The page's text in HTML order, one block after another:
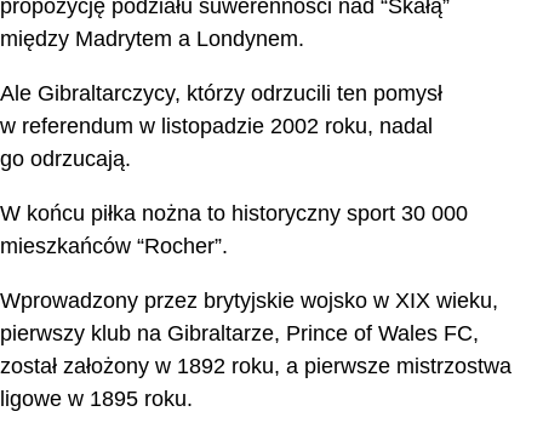
propozycję podziału suwerenności nad “Skałą”
między Madrytem a Londynem.
Ale Gibraltarczycy, którzy odrzucili ten pomysł
w referendum w listopadzie 2002 roku, nadal
go odrzucają.
W końcu piłka nożna to historyczny sport 30 000
mieszkańców “Rocher”.
Wprowadzony przez brytyjskie wojsko w XIX wieku,
pierwszy klub na Gibraltarze, Prince of Wales FC,
został założony w 1892 roku, a pierwsze mistrzostwa
ligowe w 1895 roku.